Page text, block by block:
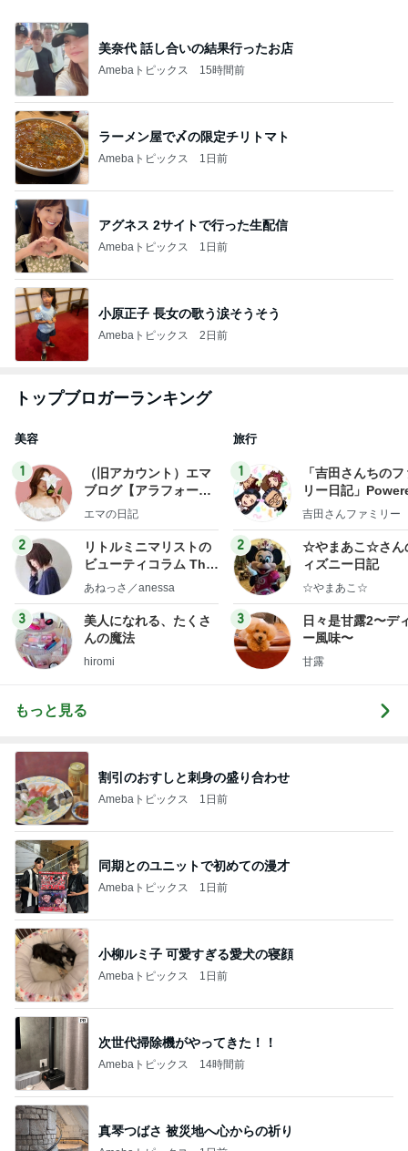
美奈代 話し合いの結果行ったお店
Amebaトピックス 15時間前
ラーメン屋で〆の限定チリトマト
Amebaトピックス 1日前
アグネス 2サイトで行った生配信
Amebaトピックス 1日前
小原正子 長女の歌う涙そうそう
Amebaトピックス 2日前
トップブロガーランキング
美容
1
（旧アカウント）エマ
ブログ【アラフォー会
社売却セカンドライ
エマの日記
2
リトルミニマリストの
ビューティコラム The
little minimalist's bea
あねっさ／anessa
3
美人になれる、たくさ
んの魔法
hiromi
旅行
1
「吉田さんちの
リー日記」
y Ameba 吉田さ
ログ
吉田さんファミリー
2
☆やまあこ☆さん
ィズニー日記
☆やまあこ☆
3
日々是甘露2〜デ
ー風味〜
甘露
もっと見る
割引のおすしと刺身の盛り合わせ
Amebaトピックス 1日前
同期とのユニットで初めての漫才
Amebaトピックス 1日前
小柳ルミ子 可愛すぎる愛犬の寝顔
Amebaトピックス 1日前
次世代掃除機がやってきた！！
Amebaトピックス 14時間前
真琴つばさ 被災地へ心からの祈り